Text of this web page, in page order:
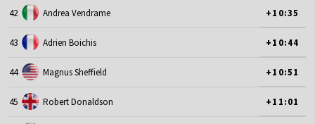
42 Andrea Vendrame +10:35
43 Adrien Boichis +10:44
44 Magnus Sheffield +10:51
45 Robert Donaldson +11:01